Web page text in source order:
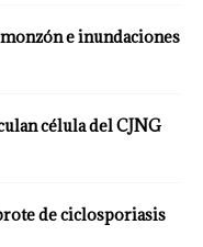
e inundaciones
célula del CJNG
de ciclosporiasis